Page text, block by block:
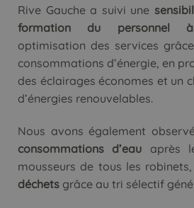
Rive Gauche a suivi une
formation du personnel à
optimisation des services
consommations d’énergie, en
des éclairages économes et un
d’énergies renouvelables.
Nous avons également
consommations d’eau après
mousseurs de tous les
déchets grâce au tri sélectif